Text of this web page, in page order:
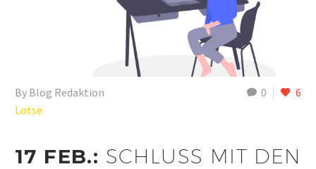
0 6
By Blog Redaktion
Lotse
17 FEB.: SCHLUSS MIT DEN